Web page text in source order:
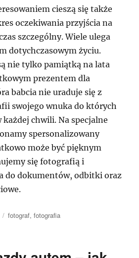
cieszą się także
oczekiwania przyjścia na
szczególny. Wiele ulega
dotychczasowym życiu.
nie tylko pamiątką na lata
prezentem dla
babcia nie uraduje się z
swojego wnuka do których
każdej chwili. Na specjalne
spersonalizowany
może być pięknym
się fotografią i
do dokumentów, odbitki oraz
Tagi
fotograf,fotografia